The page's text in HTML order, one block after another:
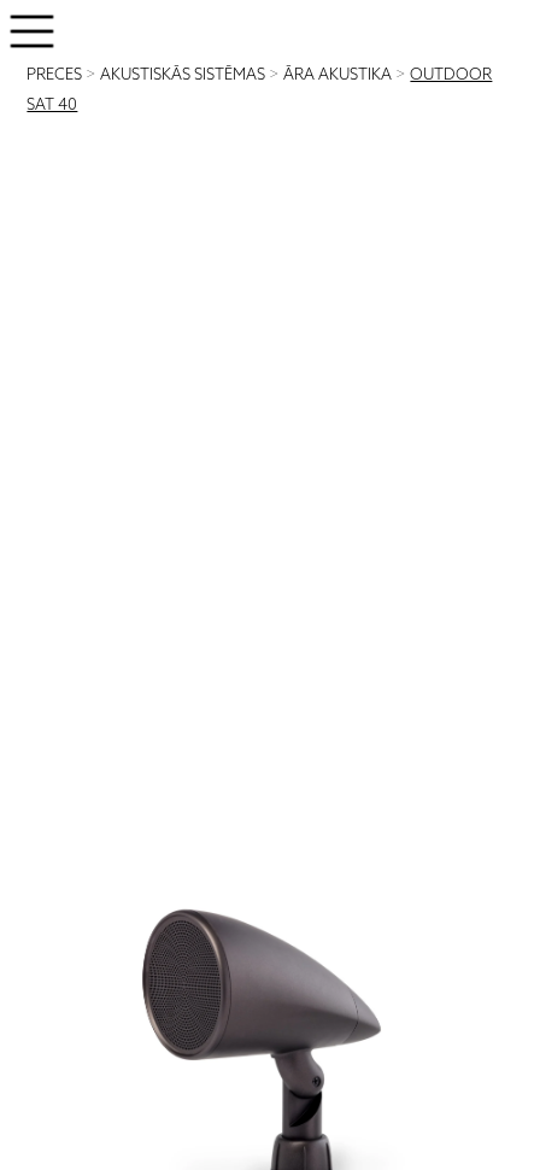
PRECES >AKUSTISKĀS SISTĒMAS >ĀRA AKUSTIKA >OUTDOOR
SAT 40